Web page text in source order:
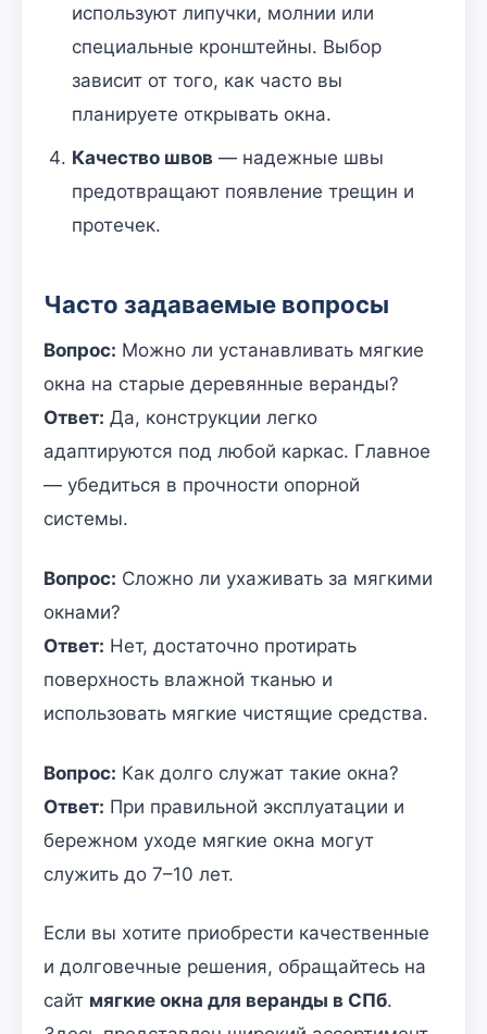
используют липучки, молнии или
специальные кронштейны. Выбор
зависит от того, как часто вы
планируете открывать окна.
Качество швов— надежные швы
предотвращают появление трещин и
протечек.
Часто задаваемые вопросы
Вопрос: Можно ли устанавливать мягкие
окна на старые деревянные веранды?
Ответ: Да, конструкции легко
адаптируются под любой каркас. Главное
— убедиться в прочности опорной
системы.
Вопрос: Сложно ли ухаживать за мягкими
окнами?
Ответ: Нет, достаточно протирать
поверхность влажной тканью и
использовать мягкие чистящие средства.
Вопрос: Как долго служат такие окна?
Ответ: При правильной эксплуатации и
бережном уходе мягкие окна могут
служить до 7–10 лет.
Если вы хотите приобрести качественные
и долговечные решения, обращайтесь на
сайт мягкие окна для веранды в СПб.